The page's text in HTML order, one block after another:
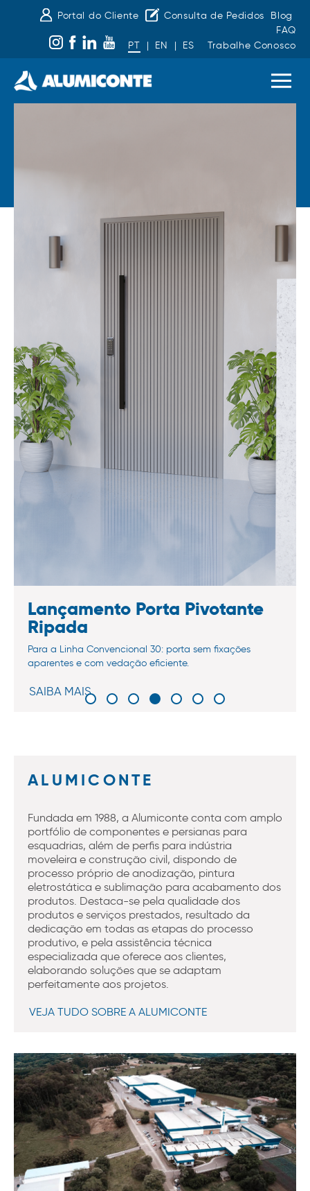
Portal do Cliente Consulta de Pedidos
Blog
FAQ
PT
| EN | ES Trabalhe Conosco
Lançamento Porta Pivotante
Ripada
Para a Linha Convencional 30: porta sem fixações
aparentes e com vedação eficiente.
SAIBA MAIS
ALUMICONTE
Fundada em 1988, a Alumiconte conta com amplo
portfólio de componentes e persianas para
esquadrias, além de perfis para indústria
moveleira e construção civil, dispondo de
processo próprio de anodização, pintura
eletrostática e sublimação para acabamento dos
produtos. Destaca-se pela qualidade dos
produtos e serviços prestados, resultado da
dedicação em todas as etapas do processo
produtivo, e pela assistência técnica
especializada que oferece aos clientes,
elaborando soluções que se adaptam
perfeitamente aos projetos.
VEJA TUDO SOBRE A ALUMICONTE